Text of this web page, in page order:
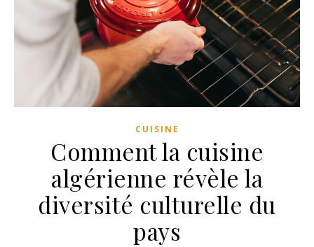
CUISINE
Comment la cuisine
algérienne révèle la
diversité culturelle du
pays